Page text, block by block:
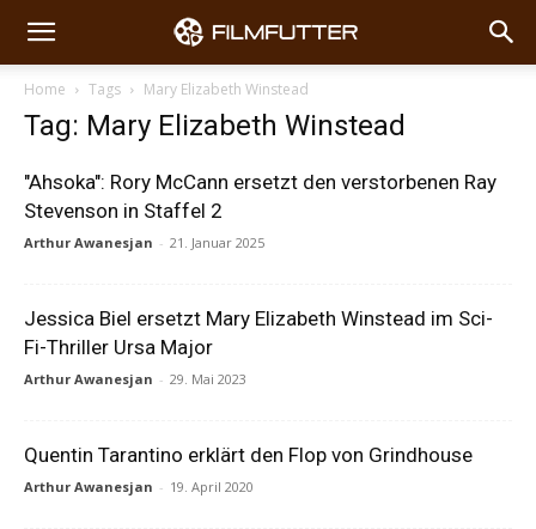
Home Tags Mary Elizabeth Winstead
Tag: Mary Elizabeth Winstead
"Ahsoka": Rory McCann ersetzt den verstorbenen Ray
Stevenson in Staffel 2
Arthur Awanesjan - 21. Januar 2025
Jessica Biel ersetzt Mary Elizabeth Winstead im Sci-
Fi-Thriller Ursa Major
Arthur Awanesjan - 29. Mai 2023
Quentin Tarantino erklärt den Flop von Grindhouse
Arthur Awanesjan - 19. April 2020